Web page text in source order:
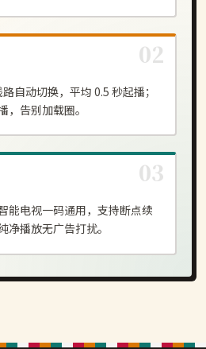
自动切换，平均 0.5 秒起播；
，告别加载圈。
能电视一码通用，支持断点续
净播放无广告打扰。